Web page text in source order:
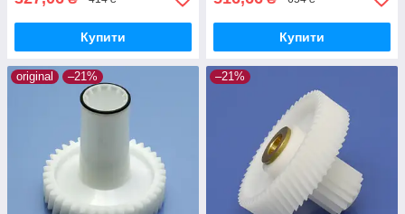
Купити Купити
original –21% –21%